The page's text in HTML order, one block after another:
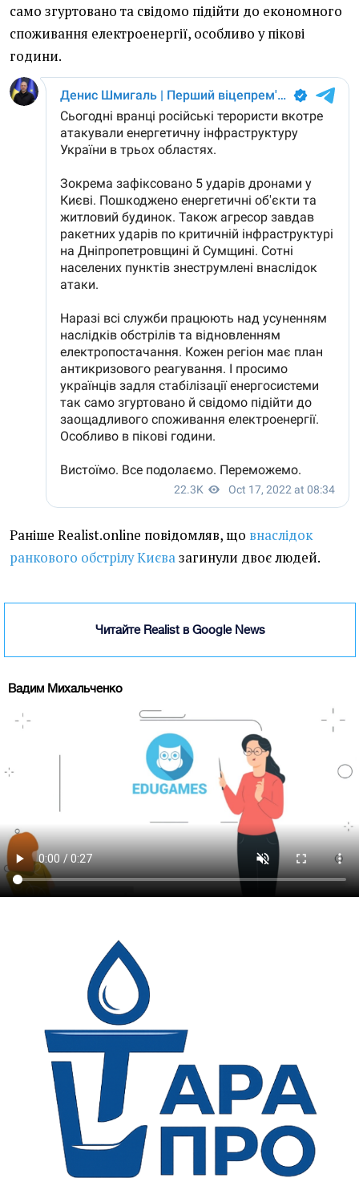
само згуртовано та свідомо підійти до економного
споживання електроенергії, особливо у пікові
години.
Раніше Realist.online повідомляв, що внаслідок
ранкового обстрілу Києвазагинули двоє людей.
Читайте Realist в Google News
Вадим Михальченко